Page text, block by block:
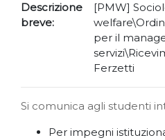
Descrizione
breve:
[PMW]
per il
Ferzetti
Si comunica agli studenti
Per impegni